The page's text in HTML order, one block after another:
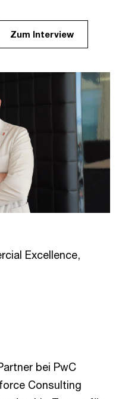
Zum Interview
Excellence,
bei PwC
Consulting